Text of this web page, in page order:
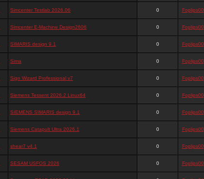
Simcenter Testlab 2026.06 0 Foplips00
Simcenter E-Machine Design2606 0 Foplips00
SIMARIS design 9.1 0 Foplips00
Sima 0 Foplips00
Sign Wizard Professional v7 0 Foplips00
Siemens Tessent 2026.2 Linux64 0 Foplips00
SIEMENS SIMARIS design 9.1 0 Foplips00
Siemens Catapult Ultra 2026.1 0 Foplips00
shear7 v4.1 0 Foplips00
SESAM USFOS 2026 0 Foplips00